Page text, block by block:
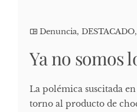
Denuncia, DESTACADO,
Ya no somos
La polémica suscitada
torno al producto de